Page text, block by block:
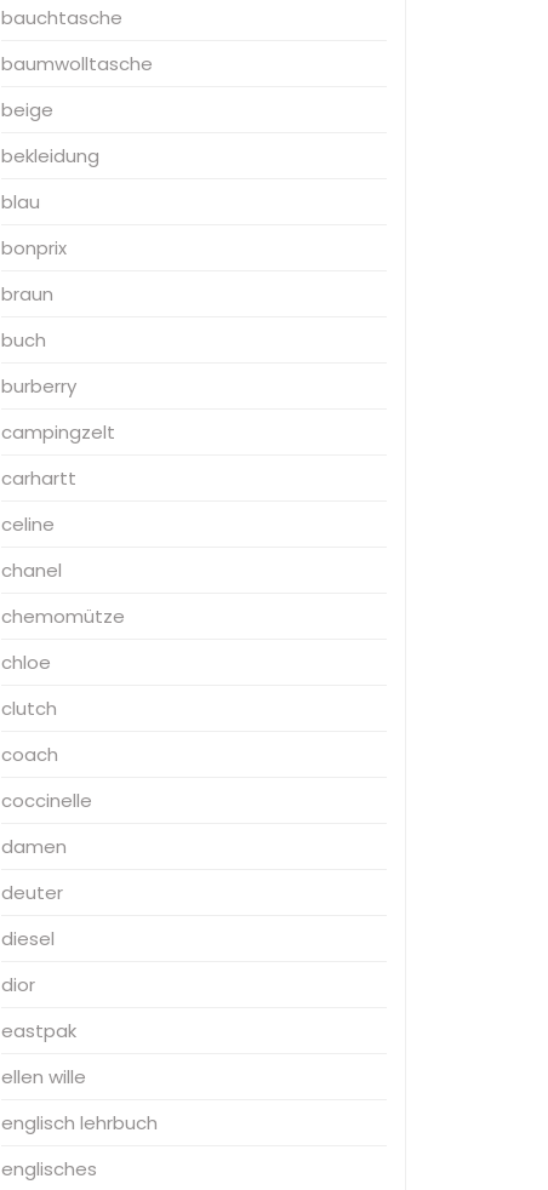
bauchtasche
baumwolltasche
beige
bekleidung
blau
bonprix
braun
buch
burberry
campingzelt
carhartt
celine
chanel
chemomütze
chloe
clutch
coach
coccinelle
damen
deuter
diesel
dior
eastpak
ellen wille
englisch lehrbuch
englisches